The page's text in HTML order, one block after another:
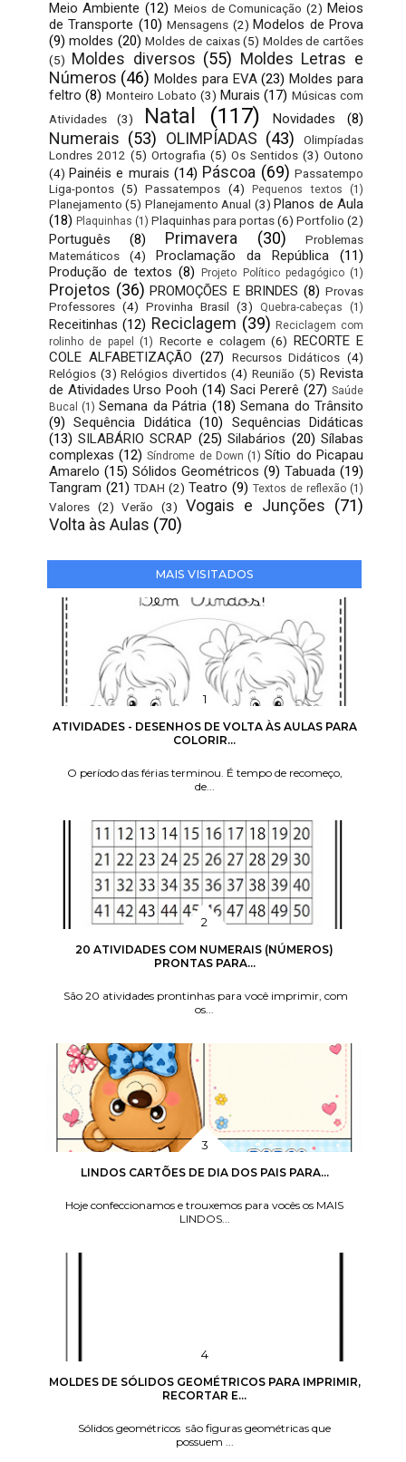
Meio Ambiente (12) Meios de Comunicação (2) Meios
de Transporte (10) Mensagens (2) Modelos de Prova
(9) moldes (20) Moldes de caixas (5) Moldes de cartões
(5) Moldes diversos (55) Moldes Letras e
Números (46) Moldes para EVA (23) Moldes para
feltro (8) Monteiro Lobato (3) Murais (17) Músicas com
Atividades
(3) Natal (117) Novidades (8)
Numerais (53) OLIMPÍADAS (43)
Olimpíadas
Londres 2012 (5) Ortografia (5) Os Sentidos (3) Outono
(4) Painéis e murais (14) Páscoa (69) Passatempo
Liga-pontos (5) Passatempos (4) Pequenos textos (1)
Planejamento (5) Planejamento Anual (3) Planos de Aula
(18) Plaquinhas (1) Plaquinhas para portas(6) Portfolio (2)
Português (8) Primavera (30)
Problemas
Matemáticos
(4) Proclamação da República
(11)
Produção de textos (8) Projeto Político pedagógico (1)
Projetos (36) PROMOÇÕES E BRINDES (8) Provas
Professores (4) Provinha Brasil (3) Quebra-cabeças (1)
Receitinhas (12) Reciclagem (39) Reciclagem com
rolinho de papel
(1) Recorte e colagem (6)
RECORTE E
COLE ALFABETIZAÇÃO (27) Recursos Didáticos (4)
Relógios (3) Relógios divertidos (4) Reunião (5) Revista
de Atividades Urso Pooh (14) Saci Pererê (27) Saúde
Bucal
(1) Semana da Pátria (18) Semana do Trânsito
(9) Sequência Didática (10)
Sequências Didáticas
(13) SILABÁRIO SCRAP (25) Silabários (20) Sílabas
complexas (12) Síndrome de Down (1) Sítio do Picapau
Amarelo (15) Sólidos Geométricos (9) Tabuada (19)
Tangram (21) TDAH (2) Teatro (9) Textos de reflexão (1)
Valores (2) Verão (3) Vogais e Junções (71)
Volta às Aulas (70)
MAIS VISITADOS
ATIVIDADES - DESENHOS DE VOLTA ÀS AULAS PARA
COLORIR...
O período das férias terminou. É tempo de recomeço,
de...
20 ATIVIDADES COM NUMERAIS (NÚMEROS)
PRONTAS PARA...
São 20 atividades prontinhas para você imprimir, com
os...
LINDOS CARTÕES DE DIA DOS PAIS PARA...
Hoje confeccionamos e trouxemos para vocês os MAIS
LINDOS...
MOLDES DE SÓLIDOS GEOMÉTRICOS PARA IMPRIMIR,
RECORTAR E...
Sólidos geométricos são figuras geométricas que
possuem ...